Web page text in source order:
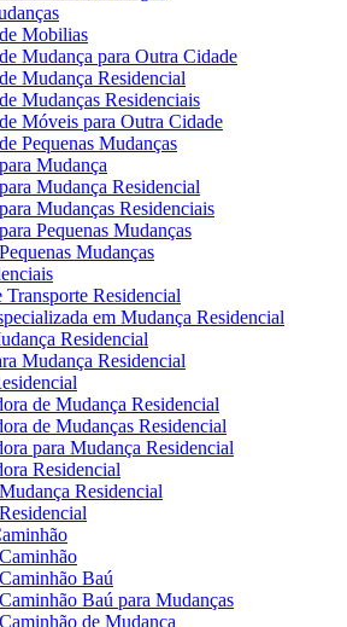
Mobilias
Mudança para Outra Cidade
Mudança Residencial
Mudanças Residenciais
Móveis para Outra Cidade
Pequenas Mudanças
Mudança
Mudança Residencial
Mudanças Residenciais
Pequenas Mudanças
Mudanças
Transporte Residencial
em Mudança Residencial
Residencial
Mudança Residencial
de Mudança Residencial
de Mudanças Residencial
para Mudança Residencial
Residencial
Residencial
Baú
Baú para Mudanças
de Mudança